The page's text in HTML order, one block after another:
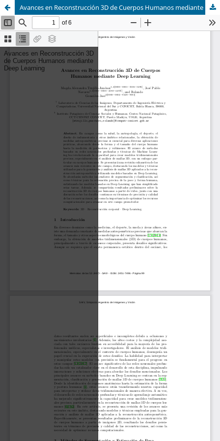
Avances en Reconstrucción 3D de Cuerpos Humanos mediante Deep Learning